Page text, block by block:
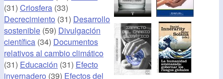
(31) Criosfera (33)
Decrecimiento (31) Desarrollo
sostenible (59) Divulgación
científica (34) Documentos
relativos al cambio climático
(31) Educación (31) Efecto
invernadero (39) Efectos del